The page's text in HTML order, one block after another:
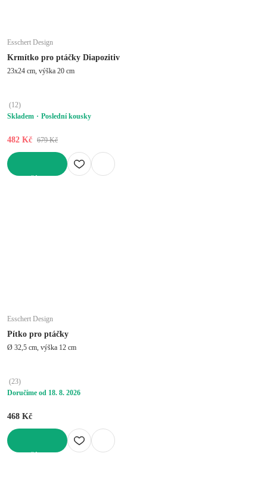
Esschert Design
Krmítko pro ptáčky Diapozitiv
23x24 cm, výška 20 cm
(12)
Skladem
Poslední kousky
482 Kč 679 Kč
Esschert Design
Pítko pro ptáčky
Ø 32,5 cm, výška 12 cm
(23)
Doručíme od 18. 8. 2026
468 Kč